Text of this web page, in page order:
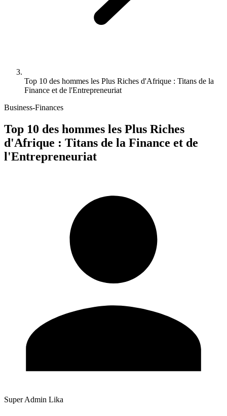
Top 10 des hommes les Plus Riches d'Afrique : Titans de la
Finance et de l'Entrepreneuriat
Business-Finances
Top 10 des hommes les Plus Riches
d'Afrique : Titans de la Finance et de
l'Entrepreneuriat
Super Admin Lika